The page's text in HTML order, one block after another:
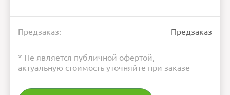
Предзаказ: Предзаказ
* Не является публичной офертой,
актуальную стоимость уточняйте при заказе